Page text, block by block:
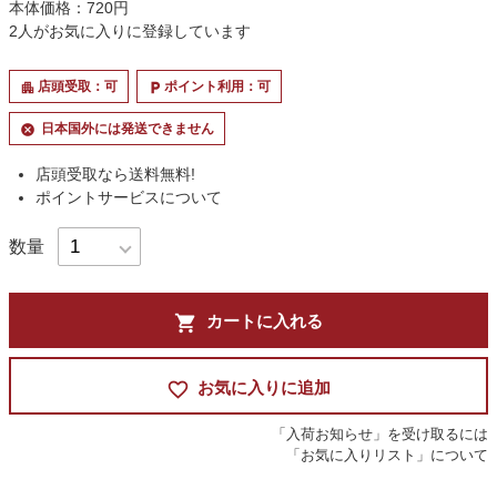
本体価格：720円
2人がお気に入りに登録しています
apartment 店頭受取：可 local_parking ポイント利用：可
cancel 日本国外には発送できません
店頭受取なら送料無料!
ポイントサービスについて
数量
shopping_cart カートに入れる
favorite_border お気に入りに追加
「入荷お知らせ」を受け取るには
「お気に入りリスト」について